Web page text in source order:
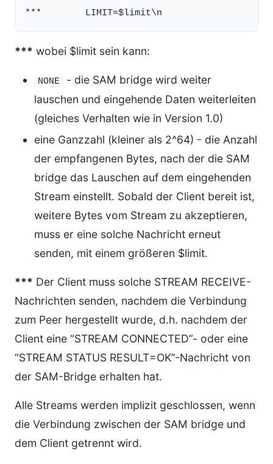
*** wobei $limit sein kann:
NONE
- die SAM bridge wird weiter
lauschen und eingehende Daten weiterleiten
(gleiches Verhalten wie in Version 1.0)
eine Ganzzahl (kleiner als 2^64) - die Anzahl
der empfangenen Bytes, nach der die SAM
bridge das Lauschen auf dem eingehenden
Stream einstellt. Sobald der Client bereit ist,
weitere Bytes vom Stream zu akzeptieren,
muss er eine solche Nachricht erneut
senden, mit einem größeren $limit.
*** Der Client muss solche STREAM RECEIVE-
Nachrichten senden, nachdem die Verbindung
zum Peer hergestellt wurde, d.h. nachdem der
Client eine “STREAM CONNECTED”- oder eine
“STREAM STATUS RESULT=OK”-Nachricht von
der SAM-Bridge erhalten hat.
Alle Streams werden implizit geschlossen, wenn
die Verbindung zwischen der SAM bridge und
dem Client getrennt wird.